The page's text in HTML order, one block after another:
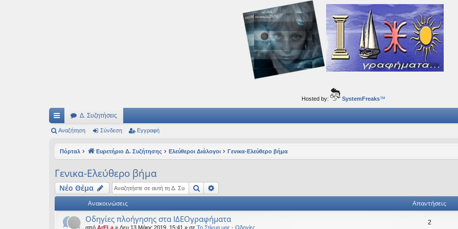
Αυτός ο τόπος φιλοδοξεί να ανοίγει μονοπάτια για τα συναρπαστικά και όμορφα ταξίδια του νού...
Hosted by: SystemFreaks™
ρή
ς
συ
Δ. Συζητήσεις
Αναζήτηση Σύνδεση Εγγραφή
Πόρταλ Ευρετήριο Δ. Συζήτησης Ελεύθεροι Διάλογοι Γενικα-Ελεύθερο βήμα
Γενικα-Ελεύθερο βήμα
Νέο Θέμα Αναζήτηση
Ανακοινώσεις Απαντήσεις
Οδηγίες πλοήγησης στα ΙΔΕΟγραφήματα
από ArELa » Δευ 13 Μάιος 2019, 15:41 » σε Το Στίγμα μας - Οδηγίες
2